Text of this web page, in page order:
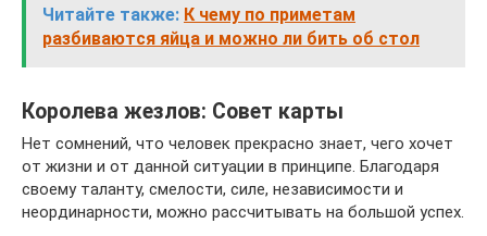
Читайте также: К чему по приметам
разбиваются яйца и можно ли бить об стол
Королева жезлов: Совет карты
Нет сомнений, что человек прекрасно знает, чего хочет
от жизни и от данной ситуации в принципе. Благодаря
своему таланту, смелости, силе, независимости и
неординарности, можно рассчитывать на большой успех.